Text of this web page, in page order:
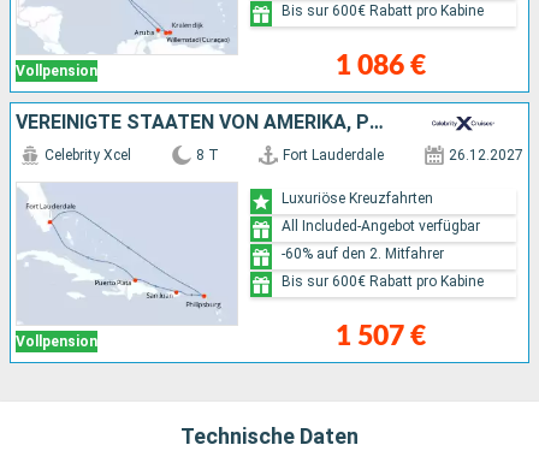
Vollpension 1 086 €
Bis sur 600€ Rabatt pro Kabine
VEREINIGTE STAATEN VON AMERIKA, PUERTO RICO, DOMINIKANISCHE REPUBLIK
Vollpension
Celebrity Xcel 8 T Fort Lauderdale 26.12.2027
1 507 €
Luxuriöse Kreuzfahrten
All Included-Angebot verfügbar
-60% auf den 2. Mitfahrer
Bis sur 600€ Rabatt pro Kabine
Technische Daten